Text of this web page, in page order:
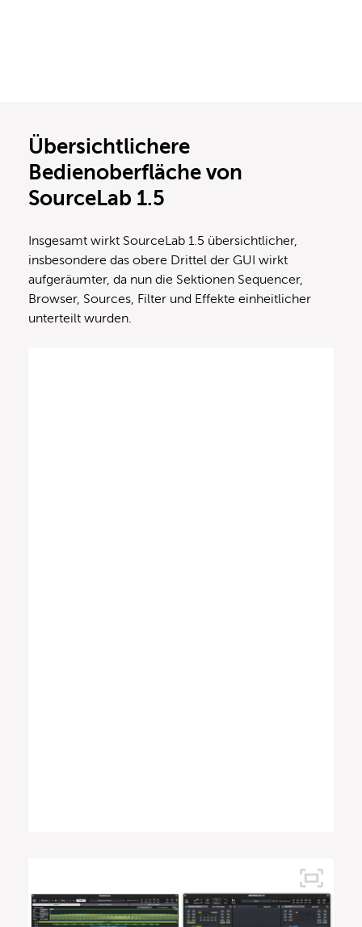
Übersichtlichere
Bedienoberfläche von
SourceLab 1.5
Insgesamt wirkt SourceLab 1.5 übersichtlicher,
insbesondere das obere Drittel der GUI wirkt
aufgeräumter, da nun die Sektionen Sequencer,
Browser, Sources, Filter und Effekte einheitlicher
unterteilt wurden.